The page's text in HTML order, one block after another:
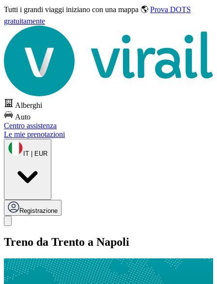
Tutti i grandi viaggi iniziano con una mappa 🌎 Prova DOTS
gratuitamente
Alberghi
Auto
Centro assistenza
Le mie prenotazioni
IT | EUR
Registrazione
Treno da Trento a Napoli